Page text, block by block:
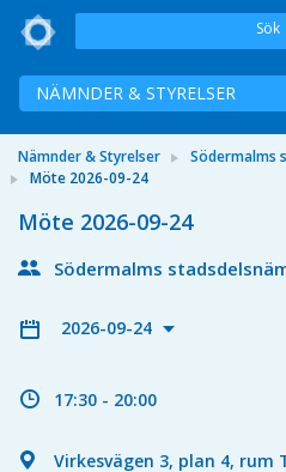
Sök
NÄMNDER & STYRELSER
Nämnder & Styrelser
Södermalms
Möte 2026-09-24
Möte 2026-09-24
Södermalms
2026-09-24
17:30 - 20:00
Virkesvägen 3, plan 4, rum